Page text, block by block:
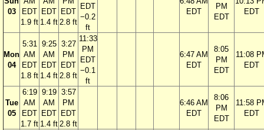
03
EDT
1.9 ft
EDT
1.4 ft
EDT
2.8 ft
EDT
−0.2
ft
EDT
PM
EDT
EDT
Mon
04
5:31
AM
EDT
1.8 ft
9:25
AM
EDT
1.4 ft
3:27
PM
EDT
2.8 ft
11:33
PM
EDT
−0.1
ft
6:47 AM
EDT
8:05
PM
EDT
11:08
EDT
Tue
05
6:19
AM
EDT
1.7 ft
9:19
AM
EDT
1.4 ft
3:57
PM
EDT
2.8 ft
6:46 AM
EDT
8:06
PM
EDT
11:58
EDT